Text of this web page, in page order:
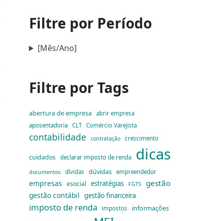
Filtre por Período
[Mês/Ano]
Filtre por Tags
abertura de empresa
abrir empresa
aposentadoria
CLT Comércio Varejista
contabilidade contratação crescimento
cuidados declarar imposto de renda dicas
documentos dívidas dúvidas empreendedor
empresas esocial estratégias FGTS gestão
gestão contábil gestão financeira
imposto de renda impostos informações